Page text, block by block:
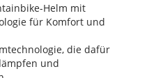
Helm mit
für Komfort und
die dafür
und